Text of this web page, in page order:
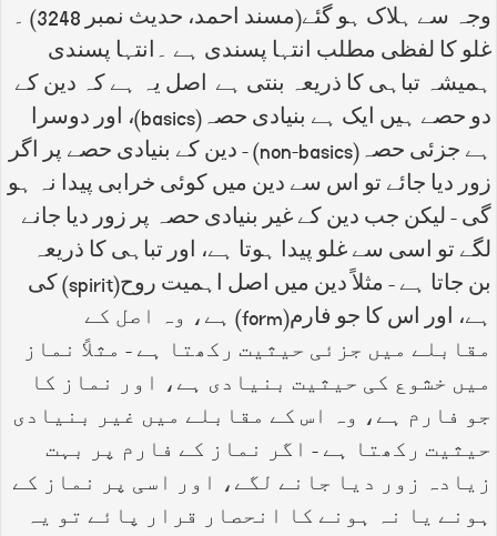
وجہ سے ہلاک ہو گئے(مسند احمد، حدیث نمبر 3248) ۔
غلو کا لفظی مطلب انتہا پسندی ہے ۔انتہا پسندی
ہمیشہ تباہی کا ذریعہ بنتی ہے اصل یہ ہے کہ دین کے
دو حصے ہیں ایک ہے بنیادی حصہ(basics)، اور دوسرا
ہے جزئی حصہ(non-basics) - دین کے بنیادی حصے پر اگر
زور دیا جائے تو اس سے دین میں کوئی خرابی پیدا نہ ہو
گی - لیکن جب دین کے غیر بنیادی حصہ پر زور دیا جانے
لگے تو اسی سے غلو پیدا ہوتا ہے، اور تباہی کا ذریعہ
بن جاتا ہے - مثلاً دین میں اصل اہمیت روح(spirit) کی
ہے، اور اس کا جو فارم(form) ہے، وہ اصل کے
مقابلے میں جزئی حیثیت رکھتا ہے - مثلاً نماز
میں خشوع کی حیثیت بنیادی ہے، اور نماز کا
جو فارم ہے، وہ اس کے مقابلے میں غیر بنیادی
حیثیت رکھتا ہے - اگر نماز کے فارم پر بہت
زیادہ زور دیا جانے لگے، اور اسی پر نماز کے
ہونے یا نہ ہونے کا انحصار قرار پائے تو یہ